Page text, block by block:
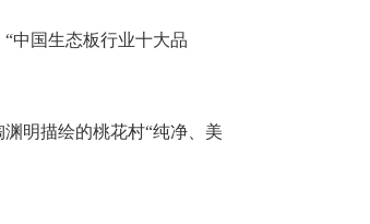
中国生态板行业十大品
明描绘的桃花村“纯净、美